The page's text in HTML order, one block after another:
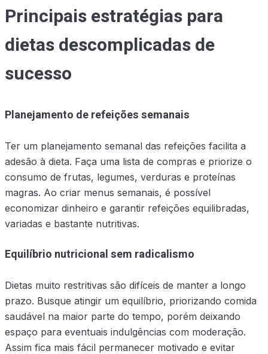
Principais estratégias para
dietas descomplicadas de
sucesso
Planejamento de refeições semanais
Ter um planejamento semanal das refeições facilita a
adesão à dieta. Faça uma lista de compras e priorize o
consumo de frutas, legumes, verduras e proteínas
magras. Ao criar menus semanais, é possível
economizar dinheiro e garantir refeições equilibradas,
variadas e bastante nutritivas.
Equilíbrio nutricional sem radicalismo
Dietas muito restritivas são difíceis de manter a longo
prazo. Busque atingir um equilíbrio, priorizando comida
saudável na maior parte do tempo, porém deixando
espaço para eventuais indulgências com moderação.
Assim fica mais fácil permanecer motivado e evitar